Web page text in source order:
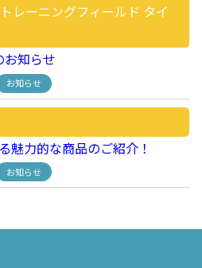
レーニングフィールド タイ
知らせ
お知らせ
魅力的な商品のご紹介！
お知らせ